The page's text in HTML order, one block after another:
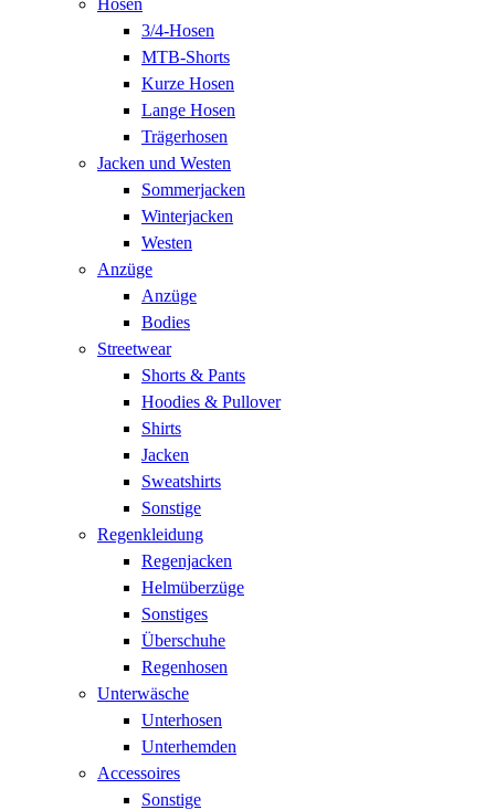
3/4-Hosen
MTB-Shorts
Kurze Hosen
Lange Hosen
Trägerhosen
Jacken und Westen
Sommerjacken
Winterjacken
Westen
Anzüge
Anzüge
Bodies
Streetwear
Shorts & Pants
Hoodies & Pullover
Shirts
Jacken
Sweatshirts
Sonstige
Regenkleidung
Regenjacken
Helmüberzüge
Sonstiges
Überschuhe
Regenhosen
Unterwäsche
Unterhosen
Unterhemden
Accessoires
Sonstige